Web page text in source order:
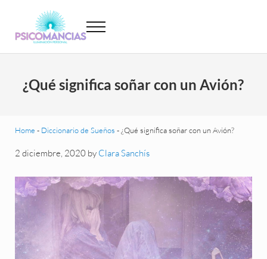
Psicomancias
Menu
¿Qué significa soñar con un Avión?
Home - Diccionario de Sueños -¿Qué significa soñar con un Avión?
2 diciembre, 2020 by Clara Sanchís